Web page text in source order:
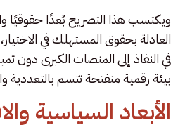
ويكتسب هذا التصريح بُعدًا حقوقيًا
العادلة بحقوق المستهلك في
في النفاذ إلى المنصات الكبرى دون
بيئة رقمية منفتحة تتسم بالتعددية
الأبعاد السياسية